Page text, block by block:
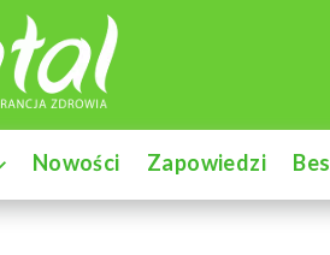
Nowości Zapowiedzi